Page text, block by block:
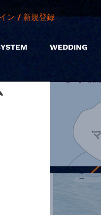
ン / 新規登録
WEDDING
2026.08.07 |【観覧】